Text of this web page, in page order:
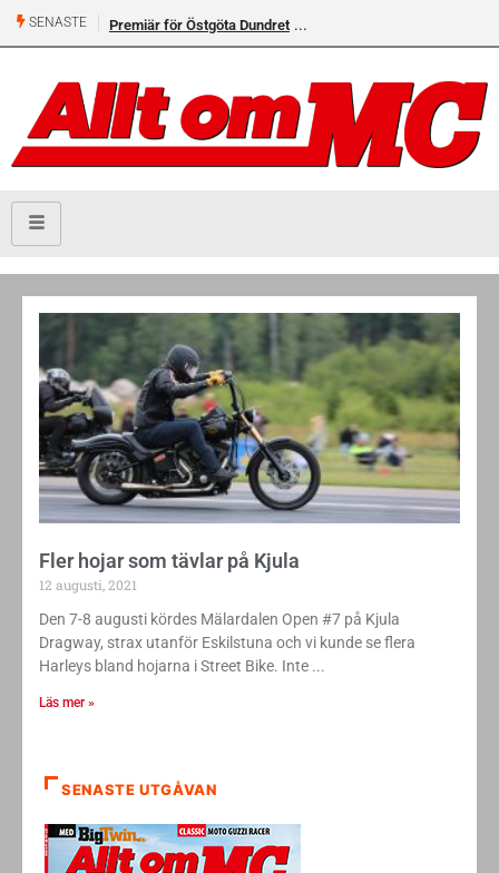
SENASTE Premiär för Östgöta Dundret
Fler hojar som tävlar på Kjula
12 augusti, 2021
Den 7-8 augusti kördes Mälardalen Open #7 på Kjula
Dragway, strax utanför Eskilstuna och vi kunde se flera
Harleys bland hojarna i Street Bike. Inte
Läs mer »
SENASTE UTGÅVAN